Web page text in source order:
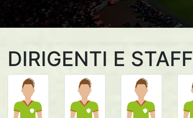
DIRIGENTI E STAFF